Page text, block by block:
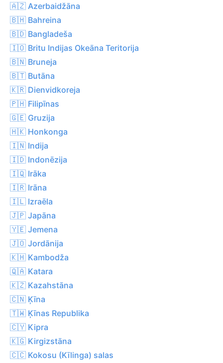
🇦🇿 Azerbaidžāna
🇧🇭 Bahreina
🇧🇩 Bangladeša
🇮🇴 Britu Indijas Okeāna Teritorija
🇧🇳 Bruneja
🇧🇹 Butāna
🇰🇷 Dienvidkoreja
🇵🇭 Filipīnas
🇬🇪 Gruzija
🇭🇰 Honkonga
🇮🇳 Indija
🇮🇩 Indonēzija
🇮🇶 Irāka
🇮🇷 Irāna
🇮🇱 Izraēla
🇯🇵 Japāna
🇾🇪 Jemena
🇯🇴 Jordānija
🇰🇭 Kambodža
🇶🇦 Katara
🇰🇿 Kazahstāna
🇨🇳 Ķīna
🇹🇼 Ķīnas Republika
🇨🇾 Kipra
🇰🇬 Kirgizstāna
🇨🇨 Kokosu (Kīlinga) salas